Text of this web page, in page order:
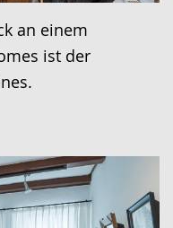
an einem
ist der